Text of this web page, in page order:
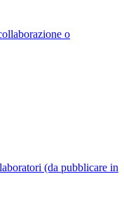
o
(da pubblicare in